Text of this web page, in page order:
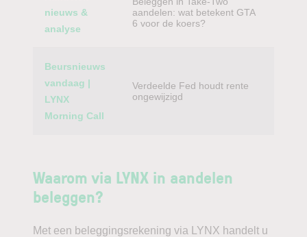
nieuws &
analyse
aandelen: wat betekent GTA
6 voor de koers?
Beursnieuws
vandaag |
LYNX
Morning Call
Verdeelde Fed houdt rente
ongewijzigd
Waarom via LYNX in aandelen
beleggen?
Met een beleggingsrekening via LYNX handelt u